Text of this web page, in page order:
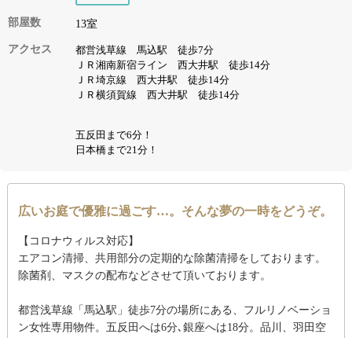
部屋数 13室
アクセス
都営浅草線 馬込駅 徒歩7分
ＪＲ湘南新宿ライン 西大井駅 徒歩14分
ＪＲ埼京線 西大井駅 徒歩14分
ＪＲ横須賀線 西大井駅 徒歩14分
五反田まで6分！
日本橋まで21分！
広いお庭で優雅に過ごす…。そんな夢の一時をどうぞ。
【コロナウィルス対応】
エアコン清掃、共用部分の定期的な除菌清掃をしております。
除菌剤、マスクの配布などさせて頂いております。
都営浅草線「馬込駅」徒歩7分の場所にある、フルリノベーショ
ン女性専用物件。五反田へは6分､銀座へは18分。品川、羽田空